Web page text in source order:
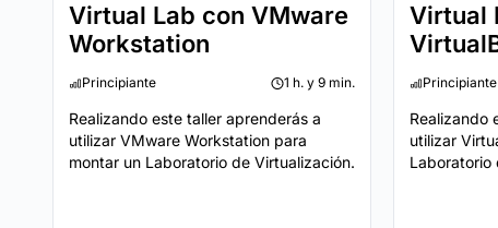
Virtual Lab con VMware
Workstation
Principiante 1 h. y 9 min.
Realizando este taller aprenderás a
utilizar VMware Workstation para
montar un Laboratorio de Virtualización.
Virtual
Principiante
Realizando
utilizar
Laboratorio